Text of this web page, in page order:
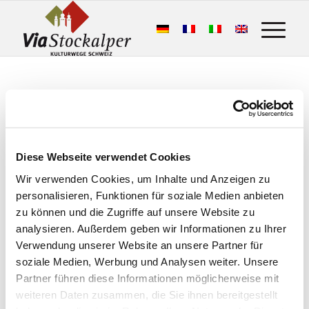
Diese Webseite verwendet Cookies
Wir verwenden Cookies, um Inhalte und Anzeigen zu
personalisieren, Funktionen für soziale Medien anbieten
zu können und die Zugriffe auf unsere Website zu
analysieren. Außerdem geben wir Informationen zu Ihrer
Verwendung unserer Website an unsere Partner für
soziale Medien, Werbung und Analysen weiter. Unsere
Partner führen diese Informationen möglicherweise mit
weiteren Daten zusammen, die Sie ihnen bereitgestellt
Das sagen die Wandergäste:
Stockalperweg
50 Google Bewertungen
Eine Bewertung schreiben